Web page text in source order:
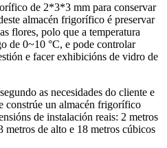
de 2*3*3 mm para conservar
almacén frigorífico é preservar
flores, polo que a temperatura
de 0~10 °C, e pode controlar
e facer exhibicións de vidro de
as necesidades do cliente e
constrúe un almacén frigorífico
de instalación reais: 2 metros
de alto e 18 metros cúbicos